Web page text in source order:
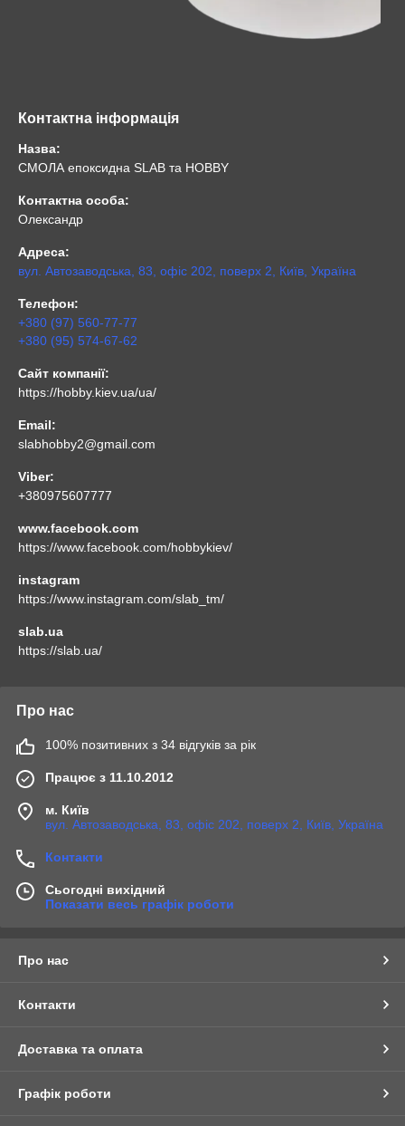
Контактна інформація
Назва:
СМОЛА епоксидна SLAB та HOBBY
Контактна особа:
Олександр
Адреса:
вул. Автозаводська, 83, офіс 202, поверх 2, Київ, Україна
Телефон:
+380 (97) 560-77-77
+380 (95) 574-67-62
Сайт компанії:
https://hobby.kiev.ua/ua/
Email:
slabhobby2@gmail.com
Viber:
+380975607777
www.facebook.com
https://www.facebook.com/hobbykiev/
instagram
https://www.instagram.com/slab_tm/
slab.ua
https://slab.ua/
Про нас
100% позитивних з 34 відгуків за рік
Працює з 11.10.2012
м. Київ
вул. Автозаводська, 83, офіс 202, поверх 2, Київ, Україна
Контакти
Сьогодні вихідний
Показати весь графік роботи
Про нас
Контакти
Доставка та оплата
Графік роботи